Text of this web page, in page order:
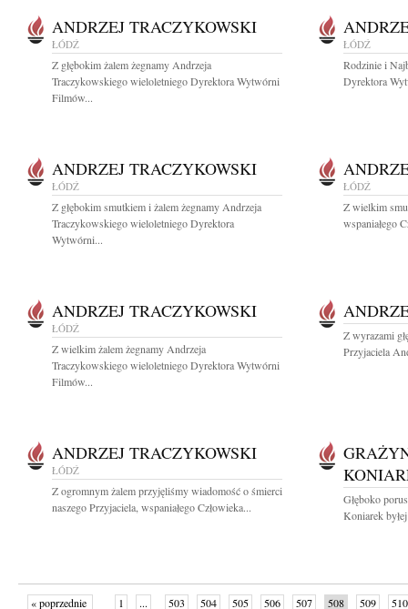
ANDRZEJ TRACZYKOWSKI
ŁÓDŹ
Z głębokim żalem żegnamy Andrzeja
Traczykowskiego wieloletniego Dyrektora Wytwórni
Filmów...
ŁÓDŹ
Rodzinie i
Dyrektora
ANDRZEJ TRACZYKOWSKI
ŁÓDŹ
Z głębokim smutkiem i żalem żegnamy Andrzeja
Traczykowskiego wieloletniego Dyrektora
Wytwórni...
ŁÓDŹ
Z wielkim
wspaniałego
ANDRZEJ TRACZYKOWSKI
ŁÓDŹ
Z wielkim żalem żegnamy Andrzeja
Traczykowskiego wieloletniego Dyrektora Wytwórni
Filmów...
Z wyrazami
Przyjaciela
ANDRZEJ TRACZYKOWSKI
ŁÓDŹ
Z ogromnym żalem przyjęliśmy wiadomość o śmierci
naszego Przyjaciela, wspaniałego Człowieka...
Głęboko
Koniarek
« poprzednie 1 ... 503 504 505 506 507 508 509 510